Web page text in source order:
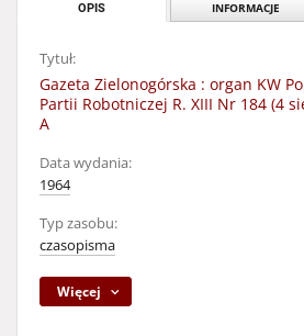
OPIS INFORMACJE
Tytuł:
Gazeta Zielonogórska : organ KW
Partii Robotniczej R. XIII Nr 184 (4
A
Data wydania:
1964
Typ zasobu:
czasopisma
Więcej